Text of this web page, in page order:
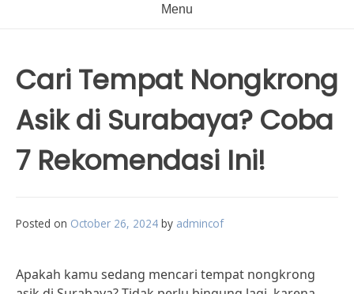
Menu
Cari Tempat Nongkrong
Asik di Surabaya? Coba
7 Rekomendasi Ini!
Posted on October 26, 2024 by admincof
Apakah kamu sedang mencari tempat nongkrong